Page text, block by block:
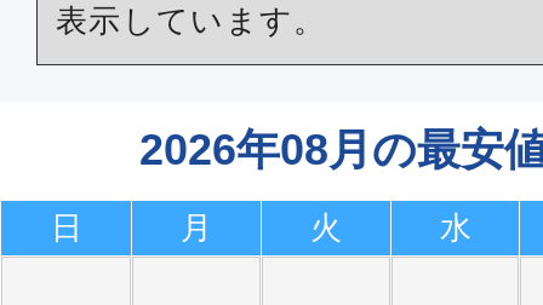
表示しています。
2026年08月の最安
日 月 火 水